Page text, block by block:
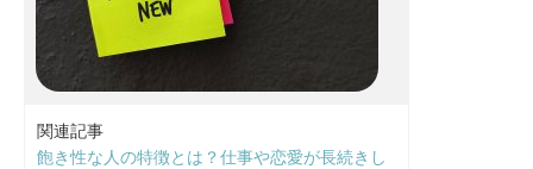
関連記事
飽き性な人の特徴とは？仕事や恋愛が長続きし